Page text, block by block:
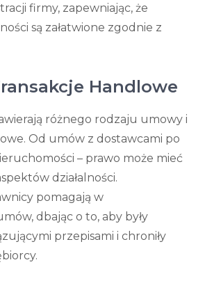
firmy, zapewniając, że
są załatwione zgodnie z
Handlowe
różnego rodzaju umowy i
Od umów z dostawcami po
– prawo może mieć
działalności.
pomagają w
dbając o to, aby były
przepisami i chroniły